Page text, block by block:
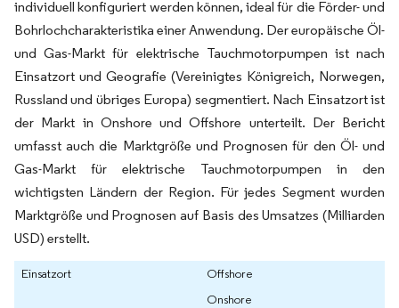
individuell konfiguriert werden können, ideal für die Förder- und
Bohrlochcharakteristika einer Anwendung. Der europäische Öl-
und Gas-Markt für elektrische Tauchmotorpumpen ist nach
Einsatzort und Geografie (Vereinigtes Königreich, Norwegen,
Russland und übriges Europa) segmentiert. Nach Einsatzort ist
der Markt in Onshore und Offshore unterteilt. Der Bericht
umfasst auch die Marktgröße und Prognosen für den Öl- und
Gas-Markt für elektrische Tauchmotorpumpen in den
wichtigsten Ländern der Region. Für jedes Segment wurden
Marktgröße und Prognosen auf Basis des Umsatzes (Milliarden
USD) erstellt.
Einsatzort
Offshore
Onshore